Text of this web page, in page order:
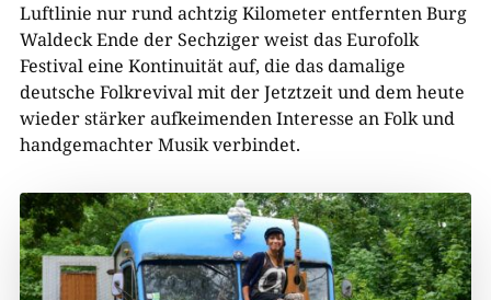
Luftlinie nur rund achtzig Kilometer entfernten Burg
Waldeck Ende der Sechziger weist das Eurofolk
Festival eine Kontinuität auf, die das damalige
deutsche Folkrevival mit der Jetztzeit und dem heute
wieder stärker aufkeimenden Interesse an Folk und
handgemachter Musik verbindet.